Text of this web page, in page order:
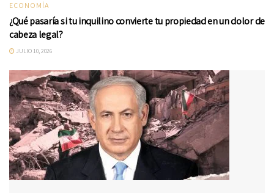
ECONOMÍA
¿Qué pasaría si tu inquilino convierte tu propiedad en un dolor de
cabeza legal?
JULIO 10, 2026